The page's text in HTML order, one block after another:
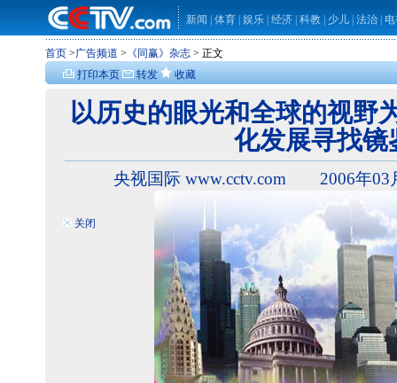
新闻 体育 娱乐 经济 科教 少儿 法治
首页 >广告频道 > 《同赢》杂志 > 正文
打印本页
转发 收藏
关闭
以历史的眼光和全球的视野
化发展寻找
央视国际 www.cctv.com 2006年03